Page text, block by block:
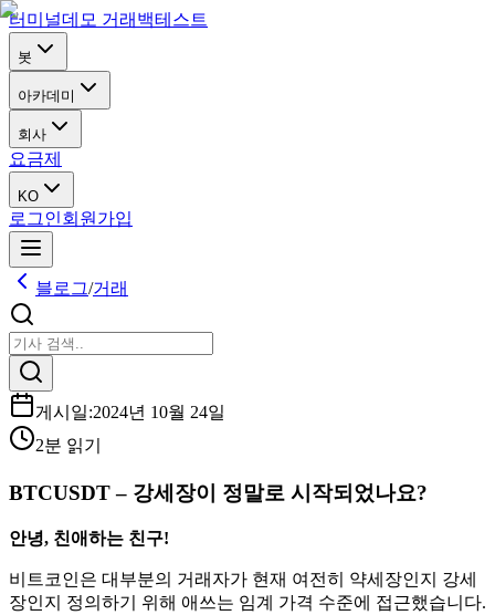
터미널데모 거래 백테스트
봇
아카데미
회사
요금제
KO
로그인회원가입
블로그/거래
게시일:2024년 10월 24일
2분 읽기
BTCUSDT – 강세장이 정말로 시작되었나요?
안녕, 친애하는 친구!
비트코인은 대부분의 거래자가 현재 여전히 약세장인지 강세
장인지 정의하기 위해 애쓰는 임계 가격 수준에 접근했습니다.